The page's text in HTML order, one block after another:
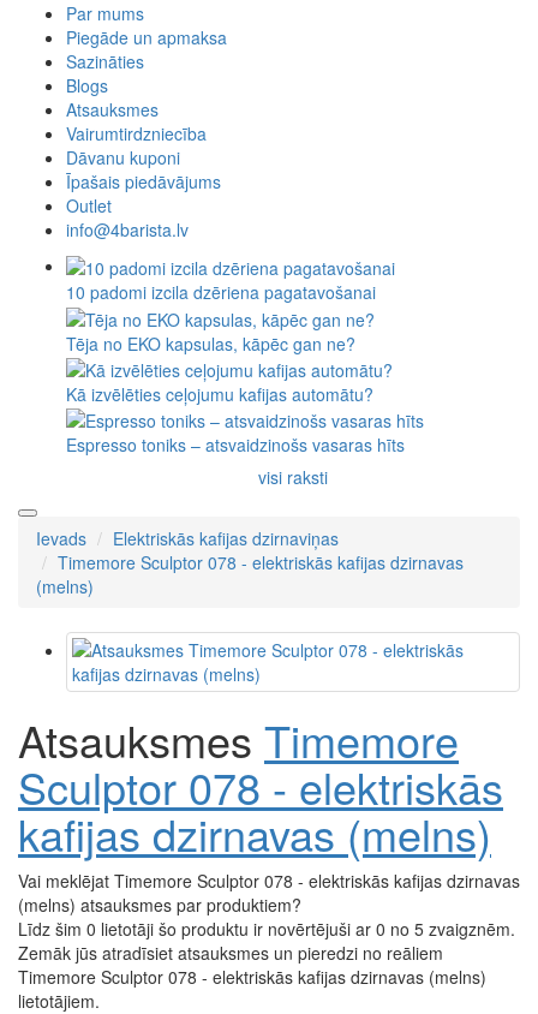
Par mums
Piegāde un apmaksa
Sazināties
Blogs
Atsauksmes
Vairumtirdzniecība
Dāvanu kuponi
Īpašais piedāvājums
Outlet
info@4barista.lv
10 padomi izcila dzēriena pagatavošanai
Tēja no EKO kapsulas, kāpēc gan ne?
Kā izvēlēties ceļojumu kafijas automātu?
Espresso toniks – atsvaidzinošs vasaras hīts
visi raksti
Ievads
Elektriskās kafijas dzirnaviņas
Timemore Sculptor 078 - elektriskās kafijas dzirnavas
(melns)
Atsauksmes Timemore
Sculptor 078 - elektriskās
kafijas dzirnavas (melns)
Vai meklējat Timemore Sculptor 078 - elektriskās kafijas dzirnavas
(melns) atsauksmes par produktiem?
Līdz šim 0 lietotāji šo produktu ir novērtējuši ar 0 no 5 zvaigznēm.
Zemāk jūs atradīsiet atsauksmes un pieredzi no reāliem
Timemore Sculptor 078 - elektriskās kafijas dzirnavas (melns)
lietotājiem.